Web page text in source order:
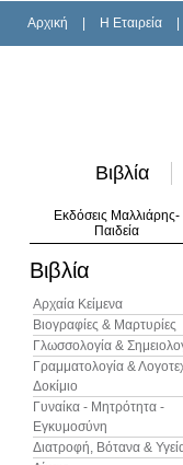
Αρχική H Εταιρεία
Βιβλία
Εκδόσεις Μαλλιάρης-
Παιδεία
Βιβλία
Αρχαία Κείμενα
Βιογραφίες & Μαρτυρίες
Γλωσσολογία &
Γραμματολογία &
Δοκίμιο
Γυναίκα - Μητρότητα -
Εγκυμοσύνη
Διατροφή, Βότανα &